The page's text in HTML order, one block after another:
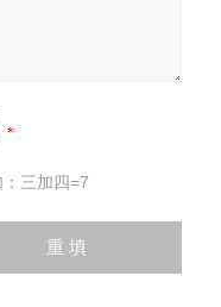
三加四=7